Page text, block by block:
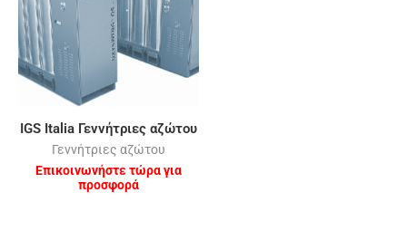
IGS Italia Γεννήτριες αζώτου
Γεννήτριες αζώτου
Επικοινωνήστε τώρα για
προσφορά